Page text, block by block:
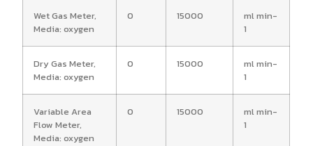
Wet Gas Meter,
Media: oxygen
0 15000
ml min-
1
Dry Gas Meter,
Media: oxygen
0 15000
ml min-
1
Variable Area
Flow Meter,
Media: oxygen
0 15000
ml min-
1